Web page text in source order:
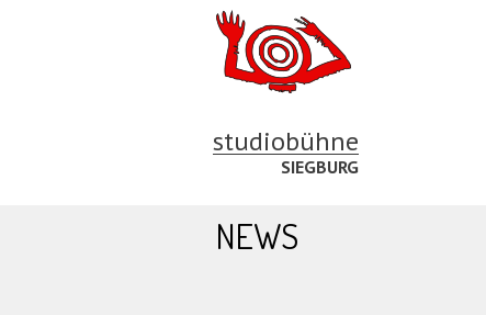
studiobühne
SIEGBURG
NEWS